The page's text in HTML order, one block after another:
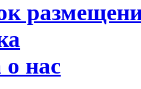
о нас